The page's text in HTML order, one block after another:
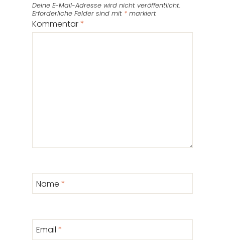
Deine E-Mail-Adresse wird nicht veröffentlicht.
Erforderliche Felder sind mit * markiert
Kommentar*
Name *
Email *